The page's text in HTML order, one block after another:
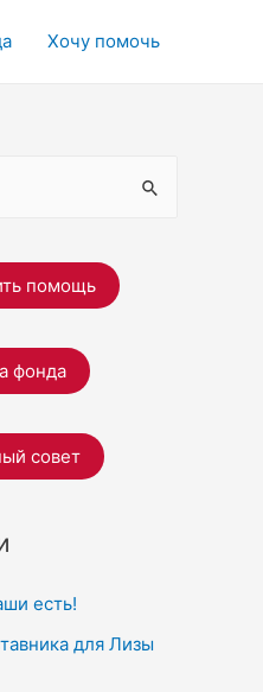
Хочу помочь
помощь
фонда
совет
есть!
для Лизы